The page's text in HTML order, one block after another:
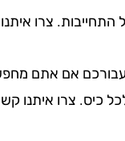
צרו איתנו
אם אתם
כיס. צרו איתנו